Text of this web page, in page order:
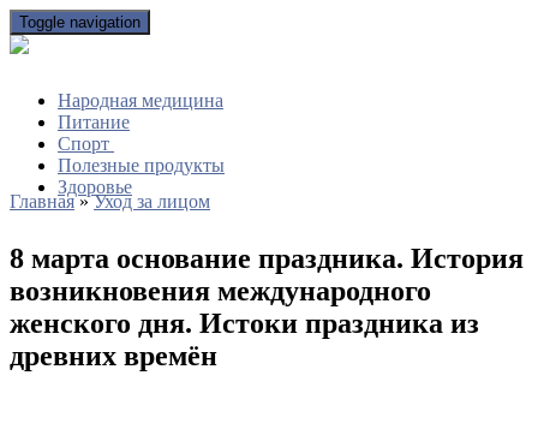
Toggle navigation
Народная медицина
Питание
Спорт
Полезные продукты
Здоровье
Главная»Уход за лицом
8 марта основание праздника. История
возникновения международного
женского дня. Истоки праздника из
древних времён